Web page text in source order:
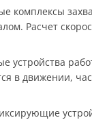
комплексы
Расчет
устройства
в движении,